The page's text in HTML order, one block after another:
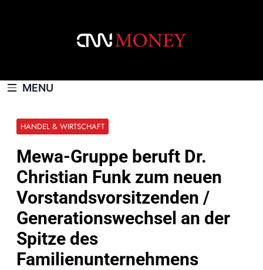
MENU
HANDEL & WIRTSCHAFT
Mewa-Gruppe beruft Dr.
Christian Funk zum neuen
Vorstandsvorsitzenden /
Generationswechsel an der
Spitze des
Familienunternehmens